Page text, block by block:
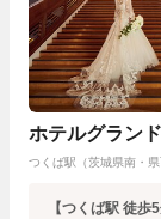
ホテルグラン
つくば駅（茨城県南・
【つくば駅 徒